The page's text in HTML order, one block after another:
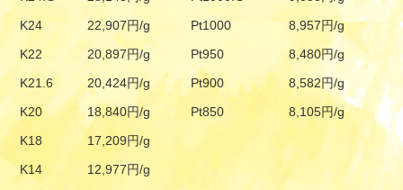
K24
22,907円/g Pt1000
8,957円/g
K22
20,897円/g Pt950
8,480円/g
K21.6
20,424円/g Pt900
8,582円/g
K20
18,840円/g Pt850
8,105円/g
K18
17,209円/g
K14
12,977円/g